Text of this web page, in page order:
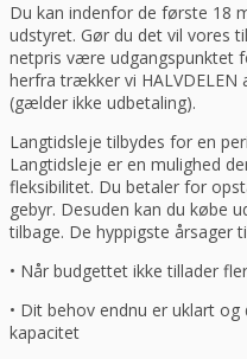
Du kan indenfor de første 18
udstyret. Gør du det vil vores
netpris være udgangspunktet
herfra trækker vi HALVDELEN
(gælder ikke udbetaling).
Langtidsleje tilbydes for en
Langtidsleje er en mulighed
fleksibilitet. Du betaler for
gebyr. Desuden kan du købe
tilbage. De hyppigste årsager
• Når budgettet ikke tillader
• Dit behov endnu er uklart
kapacitet